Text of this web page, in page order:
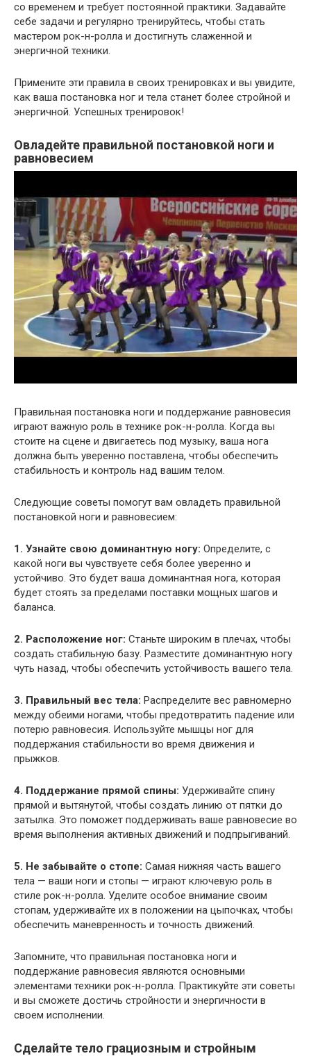
со временем и требует постоянной практики. Задавайте
себе задачи и регулярно тренируйтесь, чтобы стать
мастером рок-н-ролла и достигнуть слаженной и
энергичной техники.
Примените эти правила в своих тренировках и вы увидите,
как ваша постановка ног и тела станет более стройной и
энергичной. Успешных тренировок!
Овладейте правильной постановкой ноги и
равновесием
Правильная постановка ноги и поддержание равновесия
играют важную роль в технике рок-н-ролла. Когда вы
стоите на сцене и двигаетесь под музыку, ваша нога
должна быть уверенно поставлена, чтобы обеспечить
стабильность и контроль над вашим телом.
Следующие советы помогут вам овладеть правильной
постановкой ноги и равновесием:
1. Узнайте свою доминантную ногу: Определите, с
какой ноги вы чувствуете себя более уверенно и
устойчиво. Это будет ваша доминантная нога, которая
будет стоять за пределами поставки мощных шагов и
баланса.
2. Расположение ног: Станьте широким в плечах, чтобы
создать стабильную базу. Разместите доминантную ногу
чуть назад, чтобы обеспечить устойчивость вашего тела.
3. Правильный вес тела: Распределите вес равномерно
между обеими ногами, чтобы предотвратить падение или
потерю равновесия. Используйте мышцы ног для
поддержания стабильности во время движения и
прыжков.
4. Поддержание прямой спины: Удерживайте спину
прямой и вытянутой, чтобы создать линию от пятки до
затылка. Это поможет поддерживать ваше равновесие во
время выполнения активных движений и подпрыгиваний.
5. Не забывайте о стопе: Самая нижняя часть вашего
тела — ваши ноги и стопы — играют ключевую роль в
стиле рок-н-ролла. Уделите особое внимание своим
стопам, удерживайте их в положении на цыпочках, чтобы
обеспечить маневренность и точность движений.
Запомните, что правильная постановка ноги и
поддержание равновесия являются основными
элементами техники рок-н-ролла. Практикуйте эти советы
и вы сможете достичь стройности и энергичности в
своем исполнении.
Сделайте тело грациозным и стройным